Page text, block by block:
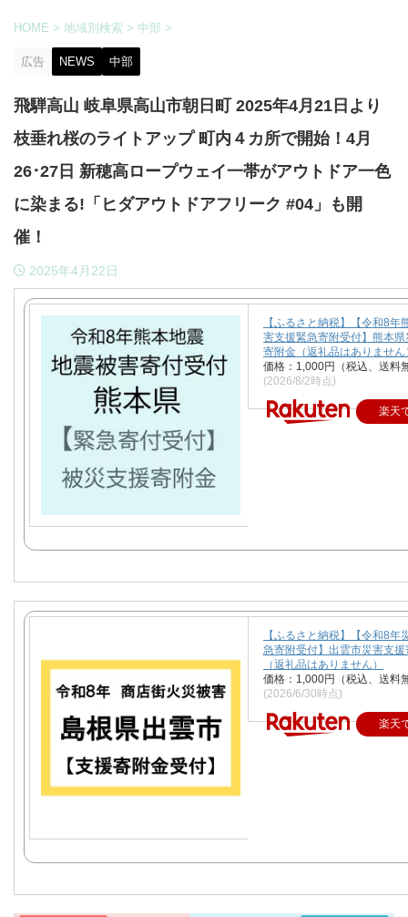
HOME > 地域別検索 > 中部 >
広告 NEWS 中部
飛騨高山 岐阜県高山市朝日町 2025年4月21日より
枝垂れ桜のライトアップ 町内４カ所で開始！4月
26･27日 新穂高ロープウェイ一帯がアウトドア一色
に染まる!「ヒダアウトドアフリーク #04」も開
催！
2025年4月22日
【ふるさと納税】【令和8年
害支援緊急寄附受付】熊本県
寄附金（返礼品はありません
価格：1,000円（税込、送料
(2026/8/2時点)
楽天
【ふるさと納税】【令和8年
急寄附受付】出雲市災害支援
（返礼品はありません）
価格：1,000円（税込、送料
(2026/6/30時点)
楽天